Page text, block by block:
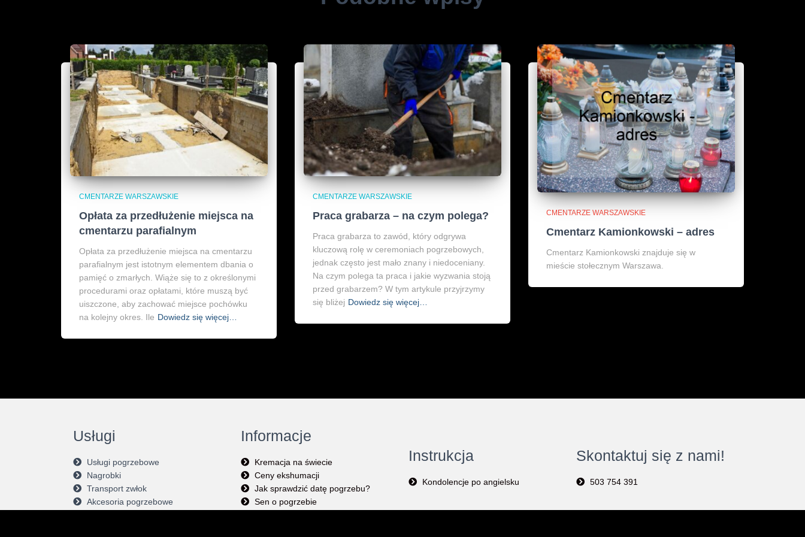
CMENTARZE WARSZAWSKIE
Opłata za przedłużenie miejsca na
cmentarzu parafialnym
Opłata za przedłużenie miejsca na cmentarzu
parafialnym jest istotnym elementem dbania o
pamięć o zmarłych. Wiąże się to z określonymi
procedurami oraz opłatami, które muszą być
uiszczone, aby zachować miejsce pochówku
na kolejny okres. Ile Dowiedz się więcej…
CMENTARZE WARSZAWSKIE
Praca grabarza – na czym polega?
Praca grabarza to zawód, który odgrywa
kluczową rolę w ceremoniach pogrzebowych,
jednak często jest mało znany i niedoceniany.
Na czym polega ta praca i jakie wyzwania stoją
przed grabarzem? W tym artykule przyjrzymy
się bliżej Dowiedz się więcej…
CMENTARZE WARSZAWSKIE
Cmentarz Kamionkowski – adres
Cmentarz Kamionkowski znajduje się w
mieście stołecznym Warszawa.
Usługi
Usługi pogrzebowe
Nagrobki
Transport zwłok
Akcesoria pogrzebowe
Informacje
Kremacja na świecie
Ceny ekshumacji
Jak sprawdzić datę pogrzebu?
Sen o pogrzebie
Instrukcja
Kondolencje po angielsku
Skontaktuj się z nami!
503 754 391